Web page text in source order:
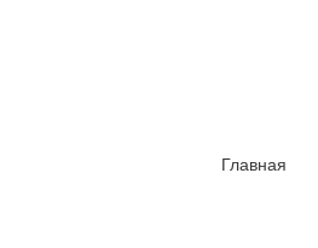
Главная